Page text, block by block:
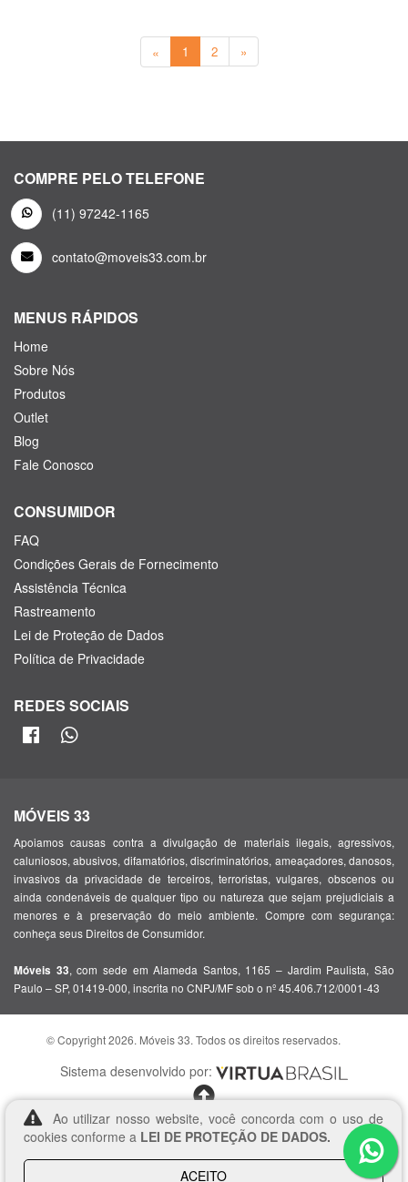
« 1 2 »
COMPRE PELO TELEFONE
(11) 97242-1165
contato@moveis33.com.br
MENUS RÁPIDOS
Home
Sobre Nós
Produtos
Outlet
Blog
Fale Conosco
CONSUMIDOR
FAQ
Condições Gerais de Fornecimento
Assistência Técnica
Rastreamento
Lei de Proteção de Dados
Política de Privacidade
REDES SOCIAIS
MÓVEIS 33
Apoiamos causas contra a divulgação de materiais ilegais, agressivos,
caluniosos, abusivos, difamatórios, discriminatórios, ameaçadores, danosos,
invasivos da privacidade de terceiros, terroristas, vulgares, obscenos ou
ainda condenáveis de qualquer tipo ou natureza que sejam prejudiciais a
menores e à preservação do meio ambiente. Compre com segurança:
conheça seus Direitos de Consumidor.
Móveis 33, com sede em Alameda Santos, 1165 – Jardim Paulista, São
Paulo – SP, 01419-000, inscrita no CNPJ/MF sob o nº 45.406.712/0001-43
© Copyright 2026. Móveis 33. Todos os direitos reservados.
Sistema desenvolvido por:
Ao utilizar nosso website, você concorda com o uso de
cookies conforme a LEI DE PROTEÇÃO DE DADOS.
ACEITO